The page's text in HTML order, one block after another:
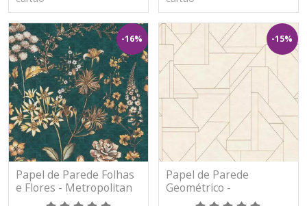
-16%
Papel de Parede Folhas
e Flores - Metropolitan
Stories 3 - AS391174 -
-15%
Papel de Parede
Geométrico -
Metropolitan Stories 3 -